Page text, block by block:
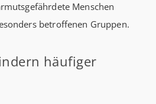
Menschen
betroffenen Gruppen.
häufiger